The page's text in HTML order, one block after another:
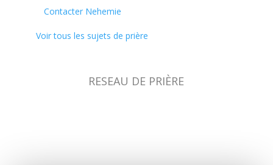
Contacter Nehemie
Voir tous les sujets de prière
RESEAU DE PRIÈRE